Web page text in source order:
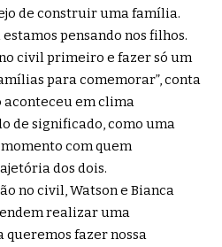
de construir uma família.
pensando nos filhos.
civil primeiro e fazer só um
para comemorar”, conta
aconteceu em clima
de significado, como uma
com quem
dos dois.
no civil, Watson e Bianca
realizar uma
queremos fazer nossa